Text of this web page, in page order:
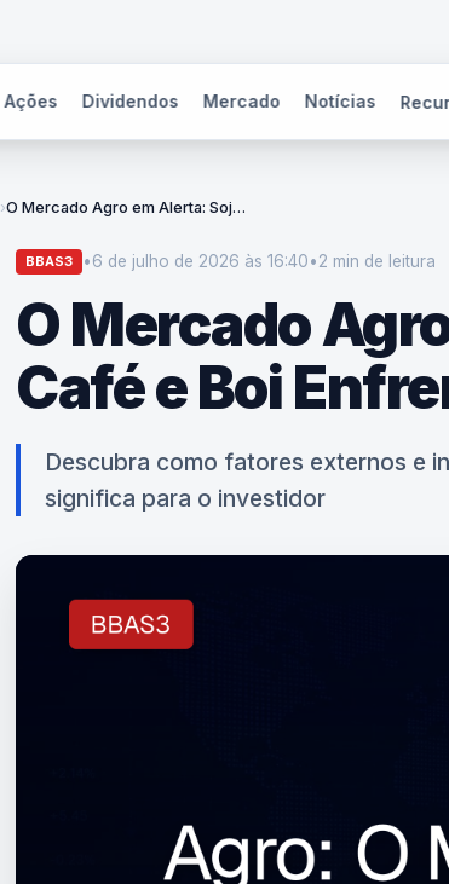
Ações Dividendos Mercado Notícias
› O Mercado Agro em Alerta: Soja, Milho, Café e Boi Enfrentam Semana de Teste
BBAS3 •6 de julho de 2026 às 16:40•2 min de leitura
O Mercado
Café e Boi
Descubra como fatores externos e
significa para o investidor